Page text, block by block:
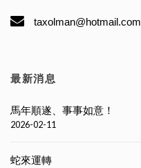
taxolman@hotmail.com
最新消息
馬年順遂、事事如意！
2026-02-11
蛇來運轉